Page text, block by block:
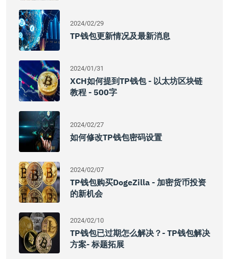
2024/02/29
TP钱包更新情况及最新消息
2024/01/31
XCH如何提到TP钱包 - 以太坊区块链
教程 - 500字
2024/02/27
如何修改TP钱包密码设置
2024/02/07
TP钱包购买DogeZilla - 加密货币投资
的新机会
2024/02/10
TP钱包已过期怎么解决？- TP钱包解决
方案- 标题拓展